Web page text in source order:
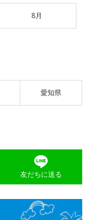
8月
愛知県
友だちに送る